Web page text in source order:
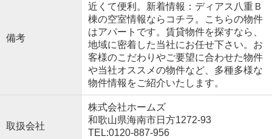
備考
近くて便利。新着情報：ディアス八重Ｂ
棟の空室情報ならコチラ。こちらの物件
はアパートです。賃貸物件を探すなら、
地域に密着した当社にお任せ下さい。お
客様のこだわりやご要望に合わせた物件
や当社オススメの物件など、多種多様な
物件情報をご紹介いたします。
取扱会社
株式会社ホームズ
和歌山県海南市日方1272-93
TEL:0120-887-956